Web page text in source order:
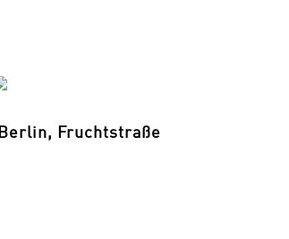
Berlin, Fruchtstraße